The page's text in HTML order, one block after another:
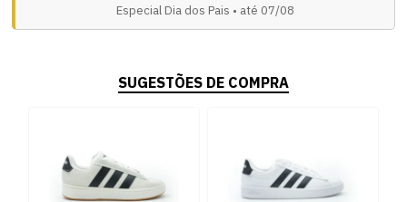
Especial Dia dos Pais • até 07/08
SUGESTÕES DE COMPRA